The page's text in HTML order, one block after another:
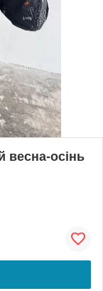
весна-осінь